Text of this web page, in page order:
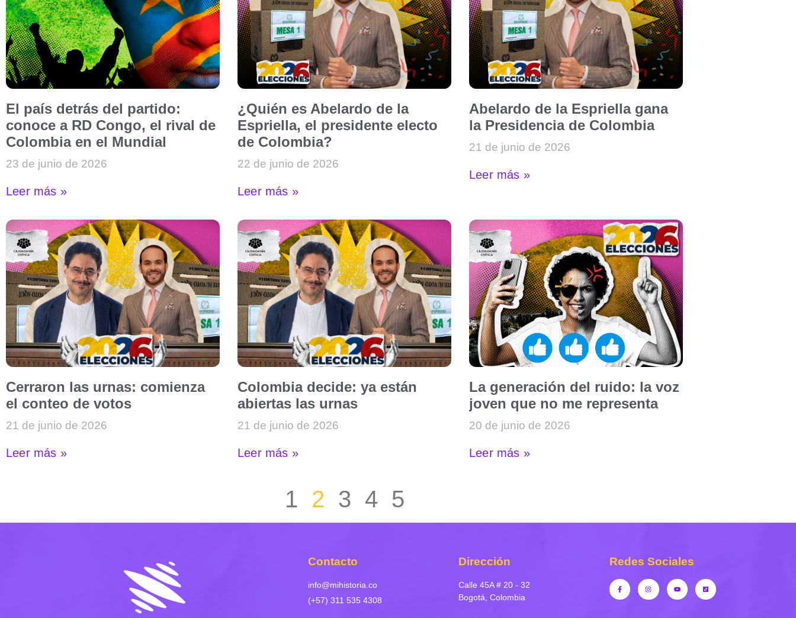
El país detrás del partido:
conoce a RD Congo, el rival de
Colombia en el Mundial
23 de junio de 2026
Leer más »
¿Quién es Abelardo de la
Espriella, el presidente electo
de Colombia?
22 de junio de 2026
Leer más »
Abelardo de la Espriella gana
la Presidencia de Colombia
21 de junio de 2026
Leer más »
Cerraron las urnas: comienza
el conteo de votos
21 de junio de 2026
Leer más »
Colombia decide: ya están
abiertas las urnas
21 de junio de 2026
Leer más »
La generación del ruido: la voz
joven que no me representa
20 de junio de 2026
Leer más »
1 2 3 4 5
Contacto
info@mihistoria.co
(+57) 311 535 4308
Dirección
Calle 45A # 20 - 32
Bogotá, Colombia
Redes Sociales